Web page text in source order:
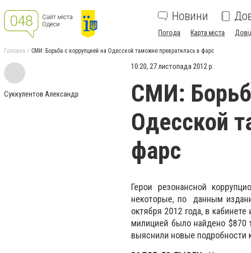
Новини
Погода Карта міста
Головна СМИ: Борьба с коррупцией на Одесской таможне превратилась в фарс
Суккулентов Александр
10:20, 27 листопада 2012 р.
СМИ:
Одесской
фарс
Герои резонансной
некоторые, по данным
октября 2012 года, в
милицией было найдено $870
выяснили новые подробности